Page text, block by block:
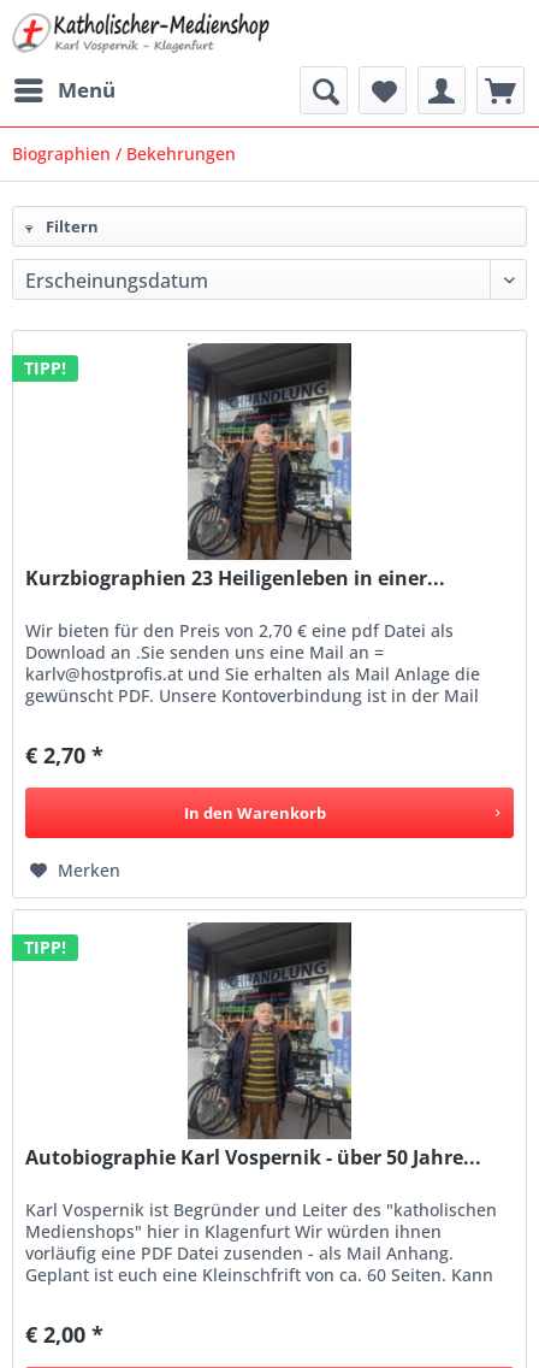
Menü
Biographien / Bekehrungen
Filtern
TIPP!
Kurzbiographien 23 Heiligenleben in einer...
Wir bieten für den Preis von 2,70 € eine pdf Datei als
Download an .Sie senden uns eine Mail an =
karlv@hostprofis.at und Sie erhalten als Mail Anlage die
gewünscht PDF. Unsere Kontoverbindung ist in der Mail
€ 2,70 *
In den Warenkorb
Merken
TIPP!
Autobiographie Karl Vospernik - über 50 Jahre...
Karl Vospernik ist Begründer und Leiter des "katholischen
Medienshops" hier in Klagenfurt Wir würden ihnen
vorläufig eine PDF Datei zusenden - als Mail Anhang.
Geplant ist euch eine Kleinschfrift von ca. 60 Seiten. Kann
€ 2,00 *